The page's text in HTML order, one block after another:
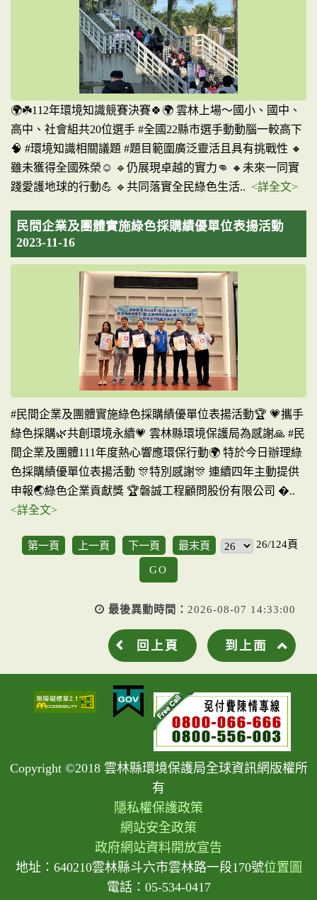
🌍☘️112年環境知識競賽決賽🍀🌍 雲林上場～國小、國中、
高中、社會組共20位選手 #全國22縣市選手動動腦一較高下
🧠 #環境知識相關議題 #題目範圍廣泛靈活且具有挑戰性 🔸
雖未獲得全國殊榮☺️ 🔹仍展現卓越的實力👊 🔸未來一同實
踐愛護地球的行動💪 🔹共同落實全民綠色生活.. <詳全文>
民間企業及團體實施綠色採購績優單位表揚活動
2023-11-16
#民間企業及團體實施綠色採購績優單位表揚活動🏆 💗攜手
綠色採購🌿共創環境永續💗 雲林縣環境保護局為感謝🙏 #民
間企業及團體111年度熱心響應環保行動🌍 特於今日辦理綠
色採購績優單位表揚活動 🎊特別感謝🎊 連續四年主動提供
申報🌏綠色企業貢獻獎 🏆磐誠工程顧問股份有限公司 �..
<詳全文>
第一頁 上一頁 下一頁 最末頁
26/124頁
GO
最後異動時間： 2026-08-07 14:33:00
回上頁 到上面
Copyright ©2018 雲林縣環境保護局全球資訊網版權所
有
隱私權保護政策
網站安全政策
政府網站資料開放宣告
地址：640210雲林縣斗六市雲林路一段170號位置圖
電話：05-534-0417